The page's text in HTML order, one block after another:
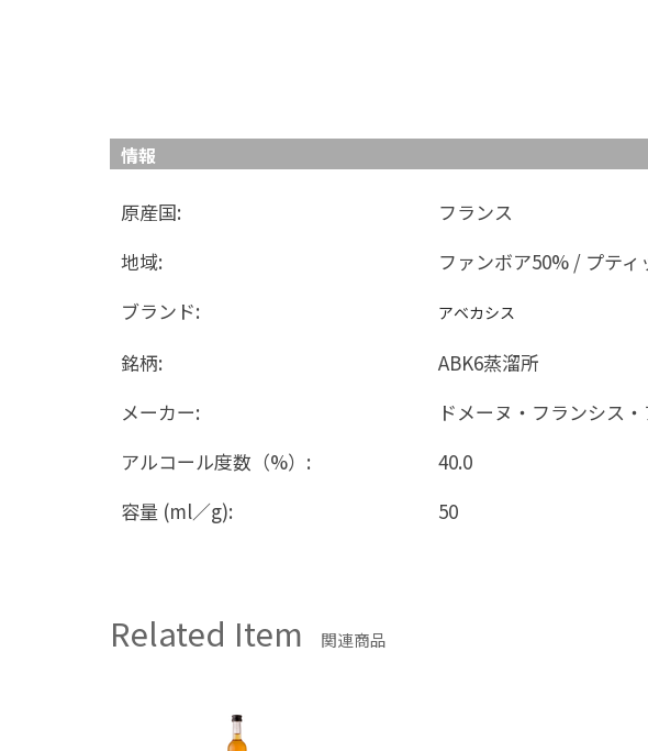
情報
原産国:
フランス
地域:
ファンボア50% / プテ
ブランド:
アベカシス
銘柄:
ABK6蒸溜所
メーカー:
ドメーヌ・フランシス
アルコール度数（%）:
40.0
容量 (ml／g):
50
Related Item 関連商品